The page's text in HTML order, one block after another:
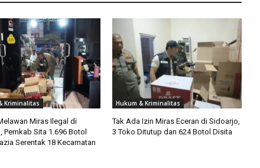
Kriminalitas
Miras Ilegal di
Pemkab Sita 1.696 Botol
Serentak 18 Kecamatan
Hukum & Kriminalitas
Tak Ada Izin Miras Eceran di Sidoarjo,
3 Toko Ditutup dan 624 Botol Disita